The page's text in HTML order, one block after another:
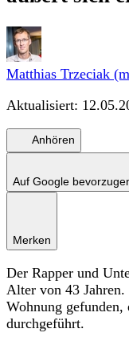
Matthias Trzeciak
Aktualisiert:
Anhören
Auf Google
Merken
Der Rapper und
Alter von 43
Wohnung
durchgeführt.